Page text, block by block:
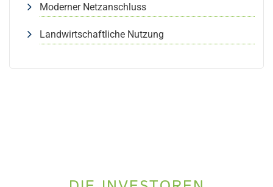
Moderner Netzanschluss
Landwirtschaftliche Nutzung